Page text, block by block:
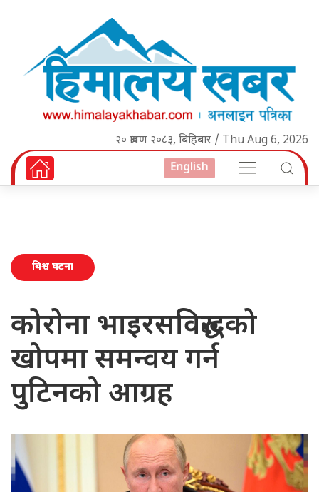
२० श्रावण २०८३, बिहिबार / Thu Aug 6, 2026
English
बिश्व घटना
कोरोना भाइरसविरुद्धको
खोपमा समन्वय गर्न
पुटिनको आग्रह